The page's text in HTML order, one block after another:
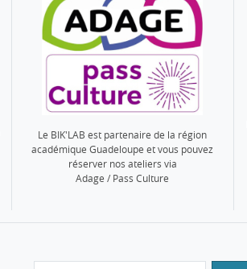
Le BIK'LAB est partenaire de la région
académique Guadeloupe et vous pouvez
réserver nos ateliers via
Adage / Pass Culture